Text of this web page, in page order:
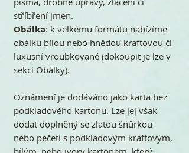
stříbření jmen.
Obálka: k velkému formátu nabízíme
obálku bílou nebo hnědou kraftovou či
luxusní vroubkované (dokoupit je lze v
sekci Obálky).
Oznámení je dodáváno jako karta bez
podkladového kartonu. Lze jej však
dodat doplněný se zlatou šńůrkou
nebo pečetí s podkladovým kraftovým,